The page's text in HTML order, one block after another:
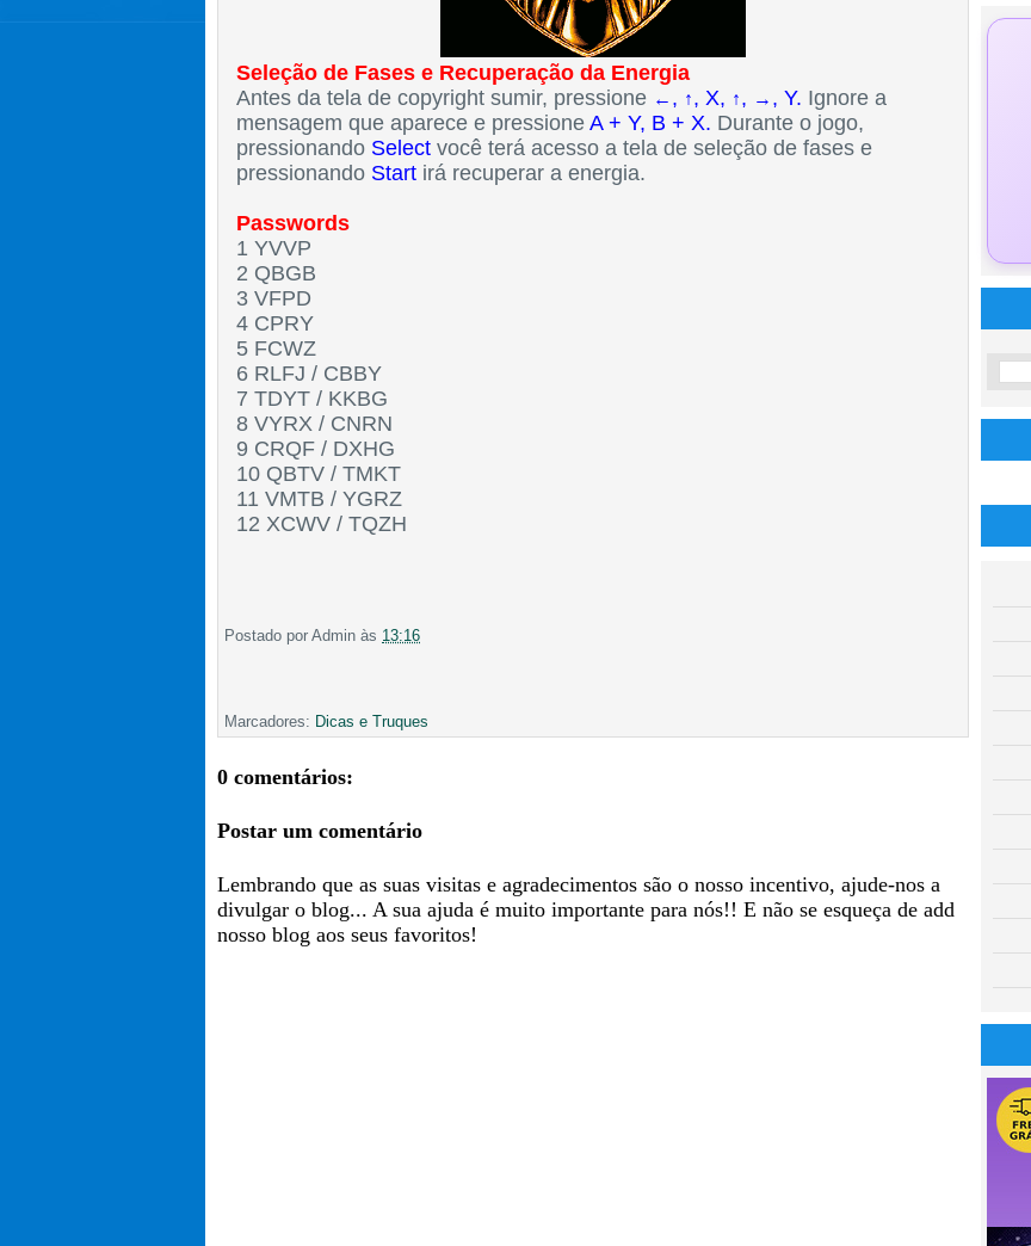
Seleção de Fases e Recuperação da Energia
Antes da tela de copyright sumir, pressione ← , ↑, X, ↑, → , Y. Ignore a
mensagem que aparece e pressione A + Y, B + X. Durante o jogo,
pressionando Select você terá acesso a tela de seleção de fases e
pressionando Start irá recuperar a energia.
Passwords
1 YVVP
2 QBGB
3 VFPD
4 CPRY
5 FCWZ
6 RLFJ / CBBY
7 TDYT / KKBG
8 VYRX / CNRN
9 CRQF / DXHG
10 QBTV / TMKT
11 VMTB / YGRZ
12 XCWV / TQZH
Postado por Admin às 13:16
Marcadores: Dicas e Truques
0 comentários:
Postar um comentário
Lembrando que as suas visitas e agradecimentos são o nosso incentivo, ajude-nos a
divulgar o blog... A sua ajuda é muito importante para nós!! E não se esqueça de add
nosso blog aos seus favoritos!